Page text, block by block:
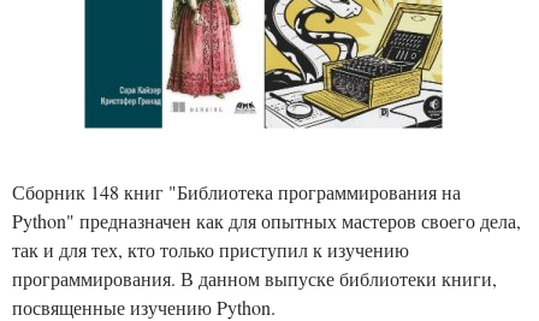
Сборник 148 книг "Библиотека программирования на
Python" предназначен как для опытных мастеров своего дела,
так и для тех, кто только приступил к изучению
программирования. В данном выпуске библиотеки книги,
посвященные изучению Python.